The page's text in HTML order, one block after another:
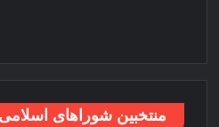
منتخبین شوراهای اسلامی